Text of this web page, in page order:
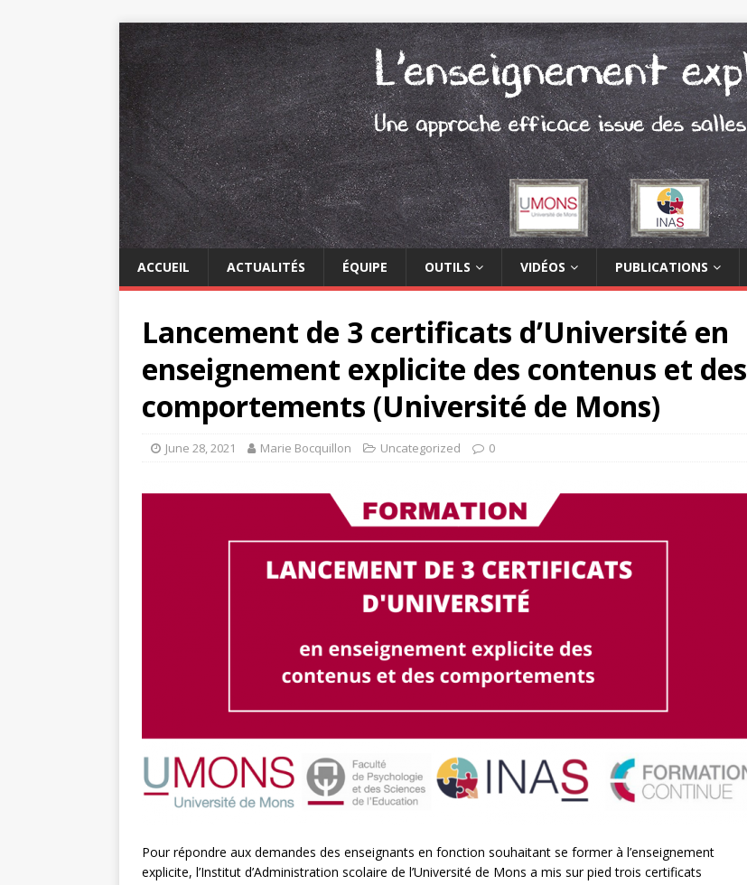
ACCUEIL ACTUALITÉS ÉQUIPE OUTILS VIDÉOS PUBLICATIONS
Lancement de 3 certificats d’Université en
enseignement explicite des contenus et des
comportements (Université de Mons)
June 28, 2021 Marie Bocquillon Uncategorized 0
Pour répondre aux demandes des enseignants en fonction souhaitant se former à l’enseignement
explicite, l’Institut d’Administration scolaire de l’Université de Mons a mis sur pied trois certificats